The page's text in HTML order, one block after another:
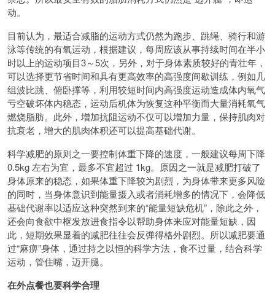
动。
目前认为，最适合减脂的运动方式仍然为跑步、跳绳、骑行和游
泳等传统的有氧运动，根据建议，每周应该从事持续时间在半小
时以上的运动项目3～5次，另外，对于身体素质较好的青壮年，
可以选择更节省时间和具有更高效率的高强度间歇训练，例如几
组波比跳、俯卧撑等，利用较短时间内高强度运动造成体内氧气
亏空破坏体内稳态，运动后机体为恢复这种平衡而大量消耗氧气
燃烧脂肪。此外，增加抗阻运动不仅可以增加力量，保持肌肉对
抗衰老，增大的肌肉体积还可以提高基础代谢。
科学减肥的原则之一要控制体重下降的速度，一般建议每周下降
0.5kg 左右为宜，最多不宜超过 1kg。原因之一就是减肥打破了
身体原来的稳态，如果体重下降较为剧烈，为身体带来更多风险
的同时，当身体意识到能量摄入或者消耗增多的情况下，会降低
基础代谢率以适应这种突然到来的“能量短缺危机”，除此之外，
还会向食欲中枢发放进食指令以帮助身体来应对能量短缺，因
此，短期效果显着的减肥往往会反弹得格外剧烈。所以减肥要通
过“麻痹”身体，通过持之以恒的科学方法，食不过量，结合科学
运动，管住嘴，迈开腿。
在外点餐也要科学合理